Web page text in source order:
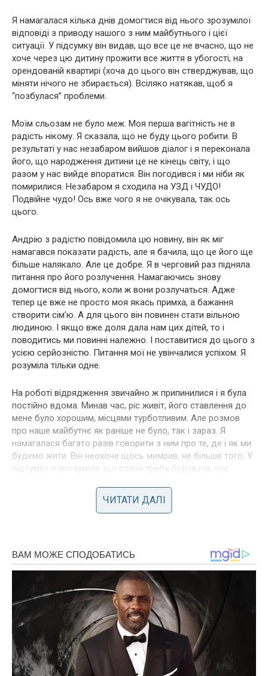
Я намагалася кілька днів домогтися від нього зрозумілої
відповіді з приводу нашого з ним майбутнього і цієї
ситуації. У підсумку він видав, що все це не вчасно, що не
хоче через цю дитину прожити все життя в убогості, на
орендованій квартирі (хоча до цього він стверджував, що
міняти нічого не збирається). Всіляко натякав, щоб я
“позбулася” проблеми.
Моїм сльозам не було меж. Моя перша вагітність не в
радість нікому. Я сказала, що не буду цього робити. В
результаті у нас незабаром вийшов діалог і я переконала
його, що народження дитини це не кінець світу, і що
разом у нас вийде впоратися. Він погодився і ми ніби як
помирилися. Незабаром я сходила на УЗД і ЧУДО!
Подвійне чудо! Ось вже чого я не очікувала, так ось
цього.
Андрію з радістю повідомила цю новину, він як міг
намагався показати радість, але я бачила, що це його ще
більше налякало. Але це добре. Я в черговий раз підняла
питання про його розлучення. Намагаючись знову
домогтися від нього, коли ж вони розлучаться. Адже
тепер це вже не просто моя якась примха, а бажання
створити сім’ю. А для цього він повинен стати вільною
людиною. І якщо вже доля дала нам цих дітей, то і
поводитись ми повинні належно. І поставитися до цього з
усією серйозністю. Питання мої не увінчалися успіхом. Я
розуміла тільки одне.
На роботі відрядження звичайно ж припинилися і я була
постійно вдома. Минав час, ріс живіт, його ставлення до
мене було хорошим, місцями турботливим. Але розмов
про наше майбутнє як раніше не було, так і зараз. Я
намагалася багато разів говорити з ним про те, де і як ми
будемо жити. Він неохоче щось мимрив, не більше того. У
підсумку я зрозуміла, що плани треба будувати, час
багато, щоб зробити все по розуму.
пояснила, що стану мамою двох діточок і потрібно буде
оформити багато документів на отримання різних пільг і
субсидій. А зробити це мені потрібно за місцем моєї
прописки. Та й з дітьми жити на орендованій квартирі з
купою сторонніх людей я не збираюся.
ЧИТАТИ ДАЛІ